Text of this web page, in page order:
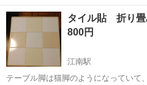
タイル貼 折り畳
800円
江南駅
テーブル脚は猫脚のようになっていて